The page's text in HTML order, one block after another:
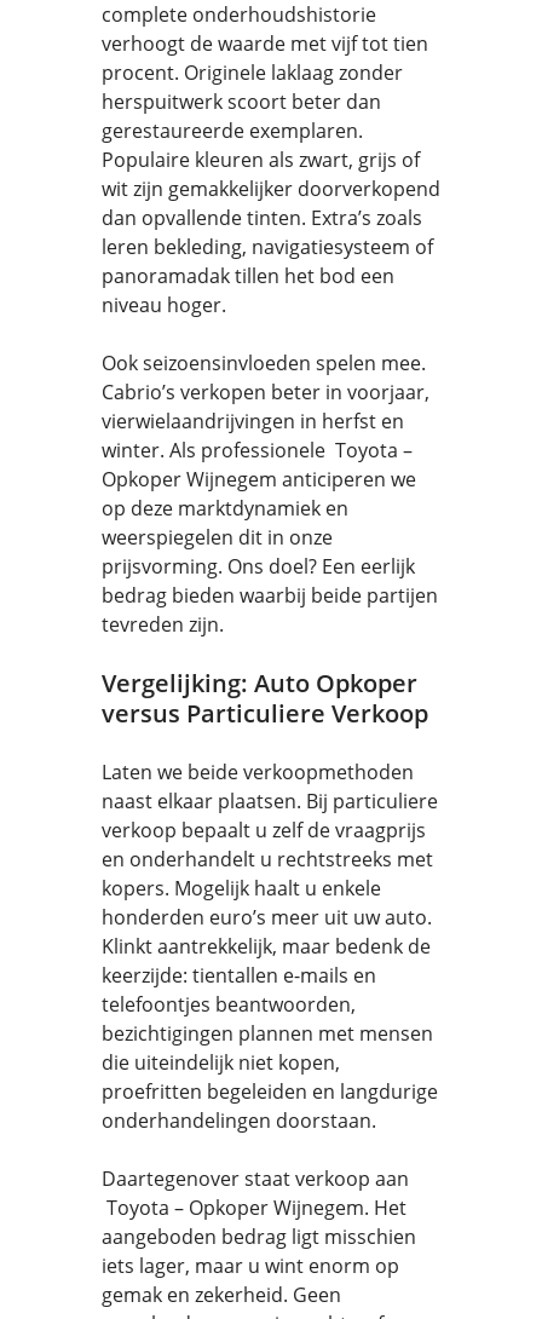
complete onderhoudshistorie
verhoogt de waarde met vijf tot tien
procent. Originele laklaag zonder
herspuitwerk scoort beter dan
gerestaureerde exemplaren.
Populaire kleuren als zwart, grijs of
wit zijn gemakkelijker doorverkopend
dan opvallende tinten. Extra’s zoals
leren bekleding, navigatiesysteem of
panoramadak tillen het bod een
niveau hoger.
Ook seizoensinvloeden spelen mee.
Cabrio’s verkopen beter in voorjaar,
vierwielaandrijvingen in herfst en
winter. Als professionele Toyota –
Opkoper Wijnegem anticiperen we
op deze marktdynamiek en
weerspiegelen dit in onze
prijsvorming. Ons doel? Een eerlijk
bedrag bieden waarbij beide partijen
tevreden zijn.
Vergelijking: Auto Opkoper
versus Particuliere Verkoop
Laten we beide verkoopmethoden
naast elkaar plaatsen. Bij particuliere
verkoop bepaalt u zelf de vraagprijs
en onderhandelt u rechtstreeks met
kopers. Mogelijk haalt u enkele
honderden euro’s meer uit uw auto.
Klinkt aantrekkelijk, maar bedenk de
keerzijde: tientallen e-mails en
telefoontjes beantwoorden,
bezichtigingen plannen met mensen
die uiteindelijk niet kopen,
proefritten begeleiden en langdurige
onderhandelingen doorstaan.
Daartegenover staat verkoop aan
Toyota – Opkoper Wijnegem. Het
aangeboden bedrag ligt misschien
iets lager, maar u wint enorm op
gemak en zekerheid. Geen